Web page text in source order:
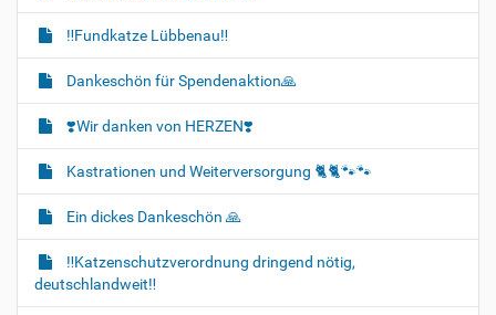
‼️Fundkatze Lübbenau‼️
Dankeschön für Spendenaktion🙏
❣️Wir danken von HERZEN❣️
Kastrationen und Weiterversorgung 🐈‍🐈🐾🐾
Ein dickes Dankeschön 🙏
‼️Katzenschutzverordnung dringend nötig,
deutschlandweit‼️